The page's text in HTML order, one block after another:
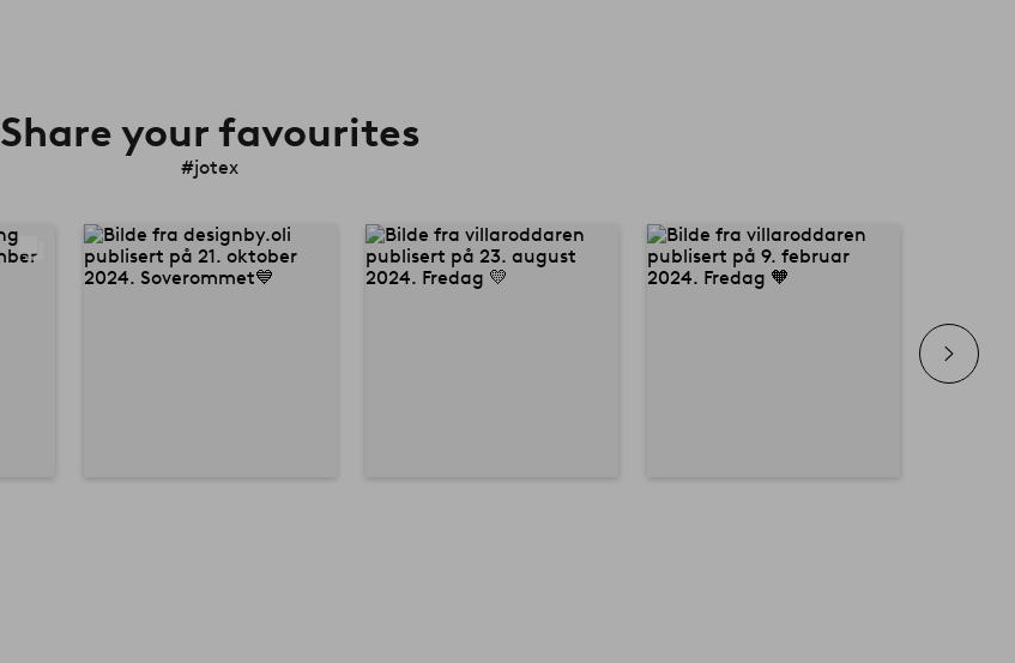
Share your favourites
#jotex